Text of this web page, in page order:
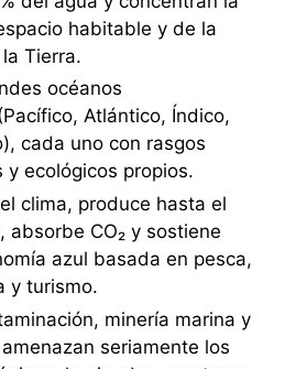
habitable y de la
Tierra.
océanos
Atlántico, Índico,
cada uno con rasgos
ecológicos propios.
clima, produce hasta el
absorbe CO₂ y sostiene
azul basada en pesca,
y turismo.
minería marina y
seriamente los